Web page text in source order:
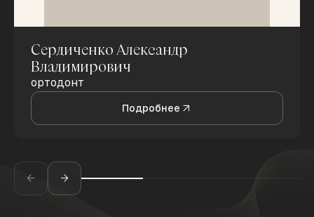
Сердиченко Александр
Владимирович
ортодонт
Подробнее